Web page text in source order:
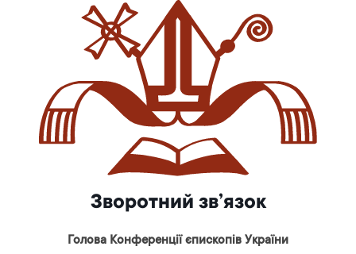
Зворотний зв’язок
Голова Конференції єпископів України